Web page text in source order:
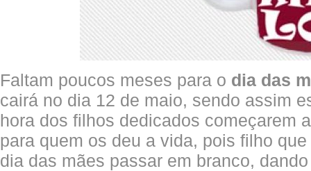
Faltam poucos meses para o dia das
cairá no dia 12 de maio, sendo assim
hora dos filhos dedicados começarem
para quem os deu a vida, pois filho
dia das mães passar em branco,